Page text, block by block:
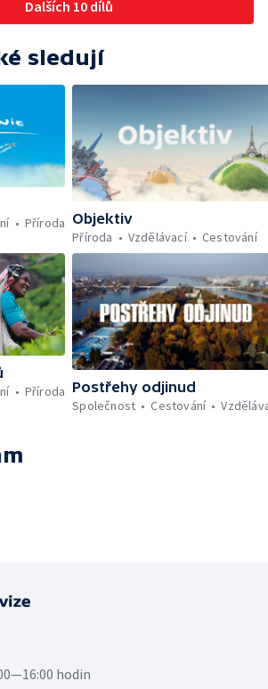
Dalších 10 dílů
sledují
Příroda Objektiv
Příroda
Vzdělávací Cestování
Příroda Postřehy odjinud
Společnost
Cestování
hodin